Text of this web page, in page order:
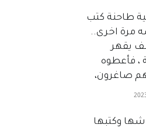
طاحنة كتب
مرة اخرى..
يقهر
، فأعطوه
صاغرون،
وكتبها